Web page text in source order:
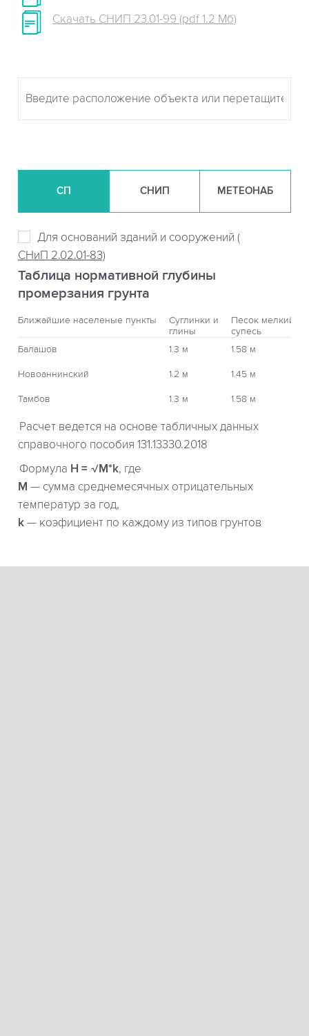
Скачать СНИП 23.01-99 (pdf 1.2 Мб)
СП СНИП МЕТЕОНАБ
Для оснований зданий и сооружений (
СНиП 2.02.01-83)
Таблица нормативной глубины
промерзания грунта
Ближайшие населеные пункты
Суглинки и
глины
Песок мелкий,
супесь
Балашов
1.3 м 1.58 м
Новоаннинский 1.2 м 1.45 м
Тамбов 1.3 м 1.58 м
Расчет ведется на основе табличных данных
справочного пособия 131.13330.2018
Формула H = √M*k, где
М — сумма среднемесячных отрицательных
температур за год,
k — коэфициент по каждому из типов грунтов